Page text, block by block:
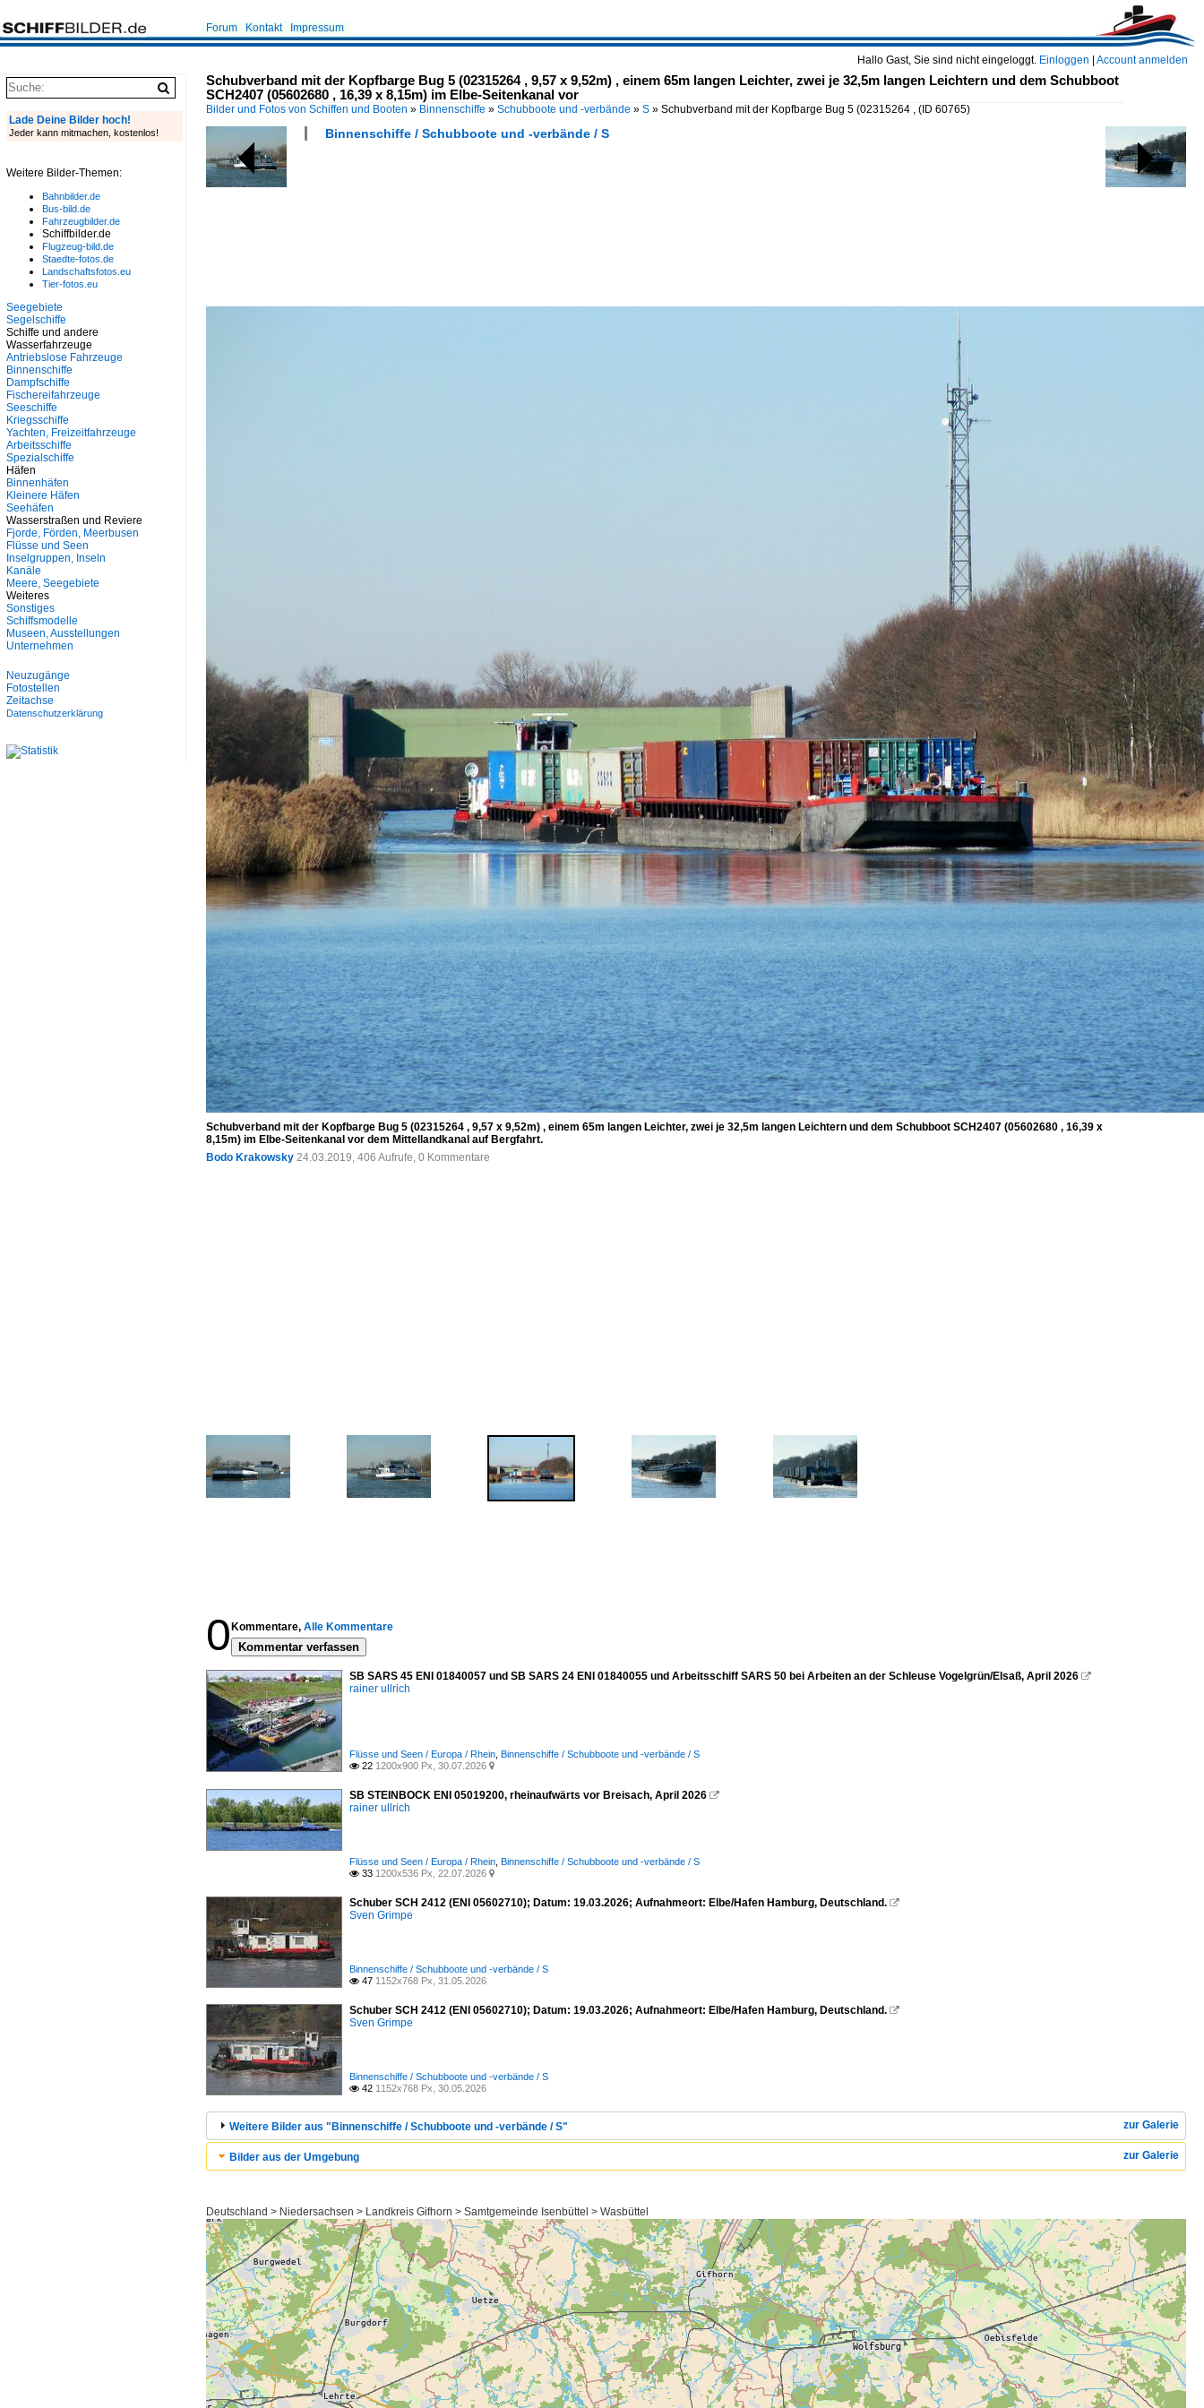
Hallo Gast, Sie sind nicht eingeloggt. Einloggen Account anmelden
Forum Kontakt Impressum
Schubverband mit der Kopfbarge Bug 5 (02315264 , 9,57 x 9,52m) , einem 65m langen Leichter, zwei je 32,5m langen Leichtern und dem Schubboot
SCH2407 (05602680 , 16,39 x 8,15m) im Elbe-Seitenkanal vor
Bilder und Fotos von Schiffen und Booten » Binnenschiffe » Schubboote und -verbände » S » Schubverband mit der Kopfbarge Bug 5 (02315264 , (ID 60765)
Binnenschiffe / Schubboote und -verbände / S
Schubverband mit der Kopfbarge Bug 5 (02315264 , 9,57 x 9,52m) , einem 65m langen Leichter, zwei je 32,5m langen Leichtern und dem Schubboot SCH2407 (05602680 , 16,39 x
8,15m) im Elbe-Seitenkanal vor dem Mittellandkanal auf Bergfahrt.
Bodo Krakowsky 24.03.2019, 406 Aufrufe, 0 Kommentare
0 Kommentare, Alle Kommentare
Kommentar verfassen
SB SARS 45 ENI 01840057 und SB SARS 24 ENI 01840055 und Arbeitsschiff SARS 50 bei Arbeiten an der Schleuse Vogelgrün/Elsaß, April 2026 
rainer ullrich
Flüsse und Seen / Europa / Rhein Binnenschiffe / Schubboote und -verbände / S
 22 1200x900 Px, 30.07.2026 
SB STEINBOCK ENI 05019200, rheinaufwärts vor Breisach, April 2026 
rainer ullrich
Flüsse und Seen / Europa / Rhein Binnenschiffe / Schubboote und -verbände / S
 33 1200x536 Px, 22.07.2026 
Schuber SCH 2412 (ENI 05602710); Datum: 19.03.2026; Aufnahmeort: Elbe/Hafen Hamburg, Deutschland. 
Sven Grimpe
Binnenschiffe / Schubboote und -verbände / S
 47 1152x768 Px, 31.05.2026
Schuber SCH 2412 (ENI 05602710); Datum: 19.03.2026; Aufnahmeort: Elbe/Hafen Hamburg, Deutschland. 
Sven Grimpe
Binnenschiffe / Schubboote und -verbände / S
 42 1152x768 Px, 30.05.2026
zur Galerie
Weitere Bilder aus "Binnenschiffe / Schubboote und -verbände / S"
zur Galerie
Bilder aus der Umgebung
Deutschland > Niedersachsen > Landkreis Gifhorn > Samtgemeinde Isenbüttel > Wasbüttel
Lade Deine Bilder hoch!
Jeder kann mitmachen, kostenlos!
Weitere Bilder-Themen:
Bahnbilder.de
Bus-bild.de
Fahrzeugbilder.de
Schiffbilder.de
Flugzeug-bild.de
Staedte-fotos.de
Landschaftsfotos.eu
Tier-fotos.eu
Seegebiete
Segelschiffe
Schiffe und andere
Wasserfahrzeuge
Antriebslose Fahrzeuge
Binnenschiffe
Dampfschiffe
Fischereifahrzeuge
Seeschiffe
Kriegsschiffe
Yachten, Freizeitfahrzeuge
Arbeitsschiffe
Spezialschiffe
Häfen
Binnenhäfen
Kleinere Häfen
Seehäfen
Wasserstraßen und Reviere
Fjorde, Förden, Meerbusen
Flüsse und Seen
Inselgruppen, Inseln
Kanäle
Meere, Seegebiete
Weiteres
Sonstiges
Schiffsmodelle
Museen, Ausstellungen
Unternehmen
Neuzugänge
Fotostellen
Zeitachse
Datenschutzerklärung